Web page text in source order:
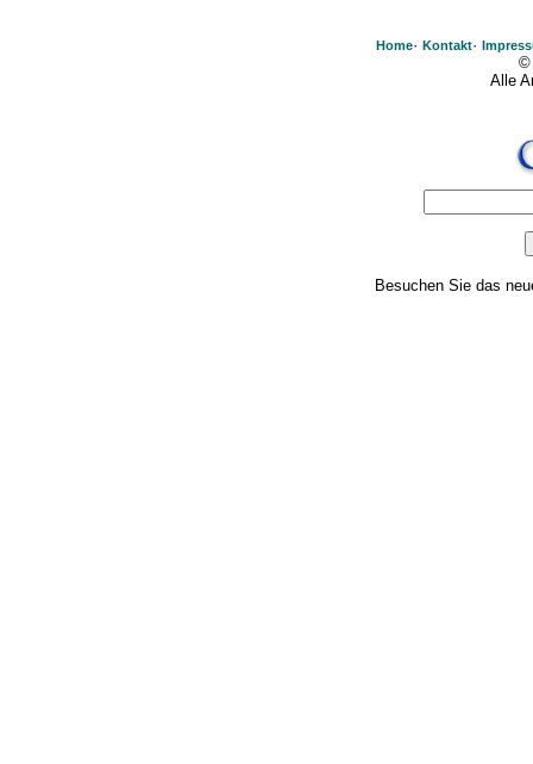
Home· Kontakt·
©
Alle
Besuchen Sie das